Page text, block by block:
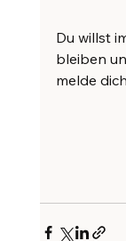
Du willst
bleiben
melde